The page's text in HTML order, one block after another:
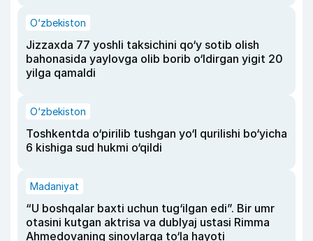
O‘zbekiston
Jizzaxda 77 yoshli taksichini qo‘y sotib olish
bahonasida yaylovga olib borib o‘ldirgan yigit 20
yilga qamaldi
O‘zbekiston
Toshkentda o‘pirilib tushgan yo‘l qurilishi bo‘yicha
6 kishiga sud hukmi o‘qildi
Madaniyat
“U boshqalar baxti uchun tug‘ilgan edi”. Bir umr
otasini kutgan aktrisa va dublyaj ustasi Rimma
Ahmedovaning sinovlarga to‘la hayoti